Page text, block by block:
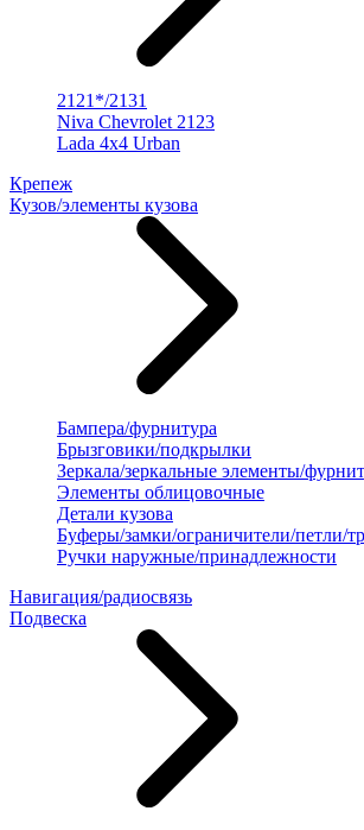
2121*/2131
Niva Chevrolet 2123
Lada 4x4 Urban
Крепеж
Кузов/элементы кузова
Бампера/фурнитура
Брызговики/подкрылки
Зеркала/зеркальные элементы/
Элементы облицовочные
Детали кузова
Буферы/замки/ограничители/петли/
Ручки наружные/принадлежности
Навигация/радиосвязь
Подвеска